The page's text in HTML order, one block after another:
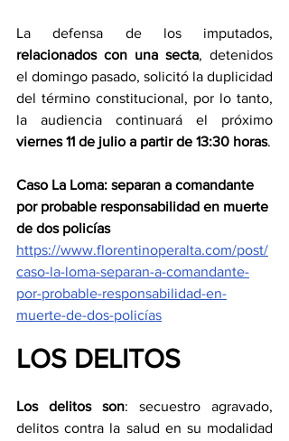
relacionados con una secta, detenidos
el domingo pasado, solicitó la duplicidad
del término constitucional, por lo tanto,
viernes 11 de julio a partir de 13:30 horas.
Caso La Loma: separan a comandante
por probable responsabilidad en muerte
de dos policías
https://www.florentinoperalta.com/post/
caso-la-loma-separan-a-comandante-
por-probable-responsabilidad-en-
muerte-de-dos-policías
LOS DELITOS
Los delitos son: secuestro agravado,
delitos contra la salud en su modalidad